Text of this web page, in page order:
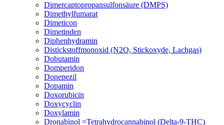
Dimercaptopropansulfonsäure (DMPS)
Dimethylfumarat
Dimeticon
Dimetinden
Diphenhydramin
Distickstoffmonoxid (N2O, Stickoxyde, Lachgas)
Dobutamin
Domperidon
Donepezil
Dopamin
Doxorubicin
Doxycyclin
Doxylamin
Dronabinol =Tetrahydrocannabinol (Delta-9-THC)